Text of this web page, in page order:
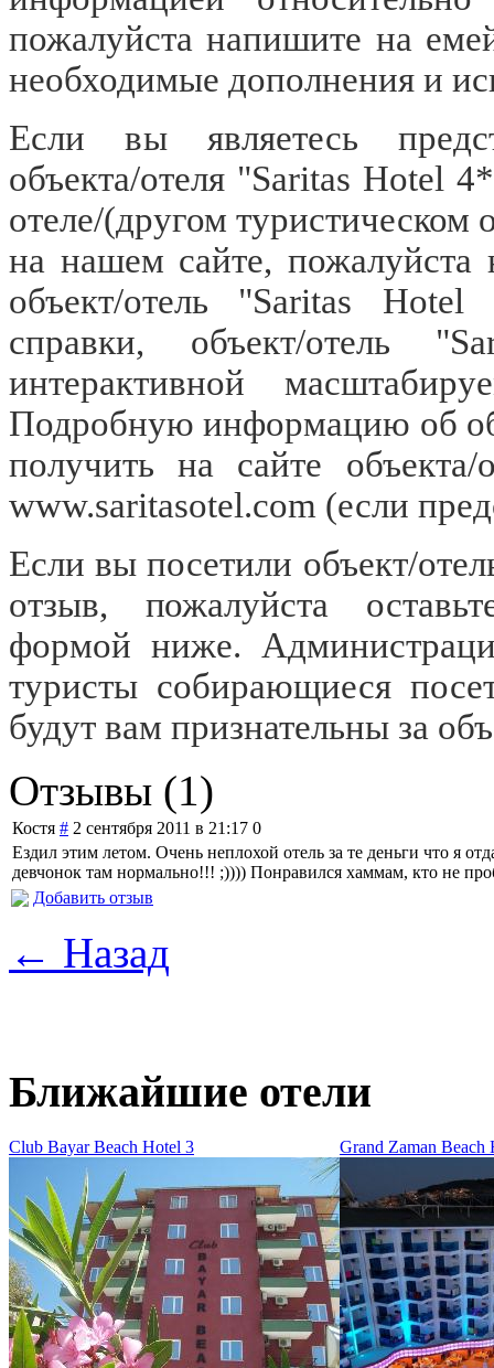
пожалуйста напишите на
необходимые дополнения и
Если вы являетесь
объекта/отеля "Saritas Hotel
отеле/(другом туристическом
на нашем сайте,
объект/отель "Saritas
справки, объект/отель
интерактивной
Подробную информацию об
получить на сайте
www.saritasotel.com (если
Если вы посетили объект/
отзыв, пожалуйста
формой ниже.
туристы собирающиеся
будут вам признательны за
Отзывы (1)
Костя # 2 сентября 2011 в 21:17 0
Ездил этим летом. Очень неплохой отель за те деньги что я
девчонок там нормально!!! ;)))) Понравился хаммам, кто не
Добавить отзыв
← Назад
Ближайшие отели
Club Bayar Beach Hotel 3 Grand Zaman